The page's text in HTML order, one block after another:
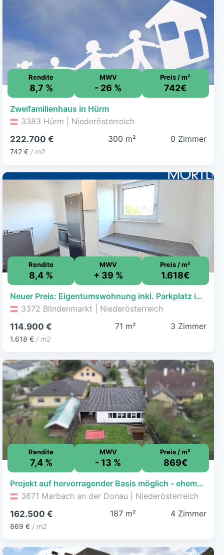
Rendite
8,7 %
MWV
- 26 %
Preis / m²
742€
Zweifamilienhaus in Hürm
3383 Hürm | Niederösterreich
222.700 €
742 € / m2
300 m² 0 Zimmer
Rendite
8,4 %
MWV
+ 39 %
Preis / m²
1.618€
Neuer Preis: Eigentumswohnung inkl. Parkplatz in Blindenmarkt
3372 Blindenmarkt | Niederösterreich
114.900 €
1.618 € / m2
71 m² 3 Zimmer
Rendite
7,4 %
MWV
- 13 %
Preis / m²
869€
Projekt auf hervorragender Basis möglich - ehemaliger Kindergarten mit Garten erwerbbar!
3671 Marbach an der Donau | Niederösterreich
162.500 €
869 € / m2
187 m² 4 Zimmer